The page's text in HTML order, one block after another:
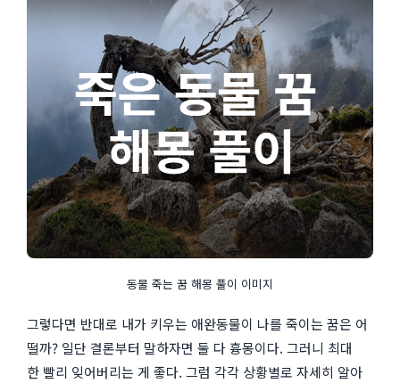
동물 죽는 꿈 해몽 풀이 이미지
그렇다면 반대로 내가 키우는 애완동물이 나를 죽이는 꿈은 어
떨까? 일단 결론부터 말하자면 둘 다 흉몽이다. 그러니 최대
한 빨리 잊어버리는 게 좋다. 그럼 각각 상황별로 자세히 알아